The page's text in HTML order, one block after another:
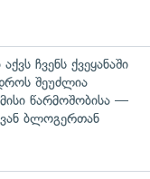
ჩვენს ქვეყანაში
შეუძლია
წარმოშობისა —
ბლოგერთან